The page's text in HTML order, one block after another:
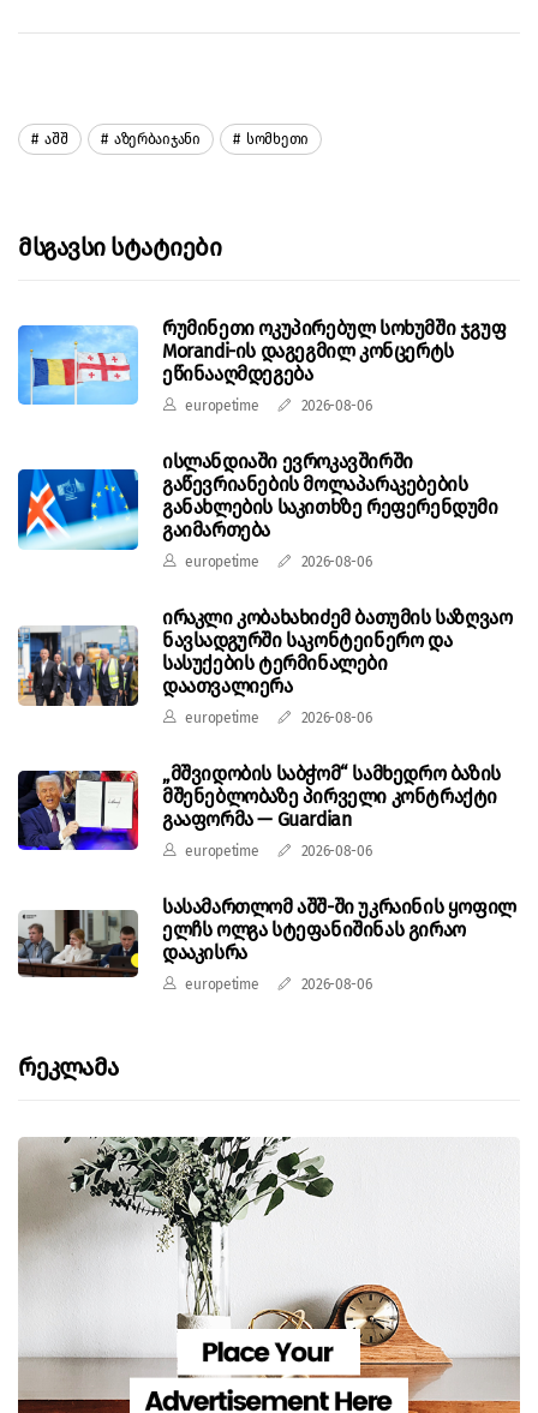
Აშშ Აზერბაიჯანი Სომხეთი
Მსგავსი Სტატიები
რუმინეთი ოკუპირებულ სოხუმში ჯგუფ
Morandi-ის დაგეგმილ კონცერტს
ეწინააღმდეგება
europetime 2026-08-06
ისლანდიაში ევროკავშირში
გაწევრიანების მოლაპარაკებების
განახლების საკითხზე რეფერენდუმი
გაიმართება
europetime 2026-08-06
ირაკლი კობახახიძემ ბათუმის საზღვაო
ნავსადგურში საკონტეინერო და
სასუქების ტერმინალები
დაათვალიერა
europetime 2026-08-06
„მშვიდობის საბჭომ“ სამხედრო ბაზის
მშენებლობაზე პირველი კონტრაქტი
გააფორმა — Guardian
europetime 2026-08-06
სასამართლომ აშშ-ში უკრაინის ყოფილ
ელჩს ოლგა სტეფანიშინას გირაო
დააკისრა
europetime 2026-08-06
Რეკლამა